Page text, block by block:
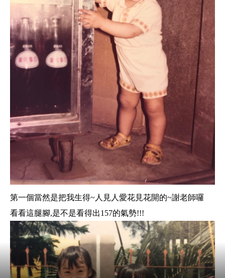
第一個當然是把我生得~人見人愛花見花開的~謝老師囉
看看這腿腳,是不是看得出157的氣勢!!!